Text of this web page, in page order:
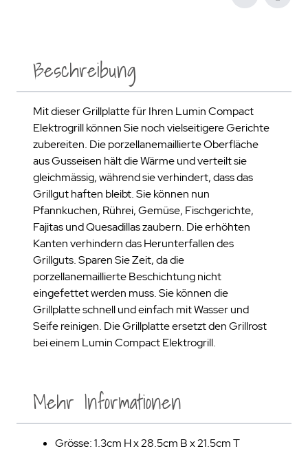
Beschreibung
Mit dieser Grillplatte für Ihren Lumin Compact
Elektrogrill können Sie noch vielseitigere Gerichte
zubereiten. Die porzellanemaillierte Oberfläche
aus Gusseisen hält die Wärme und verteilt sie
gleichmässig, während sie verhindert, dass das
Grillgut haften bleibt. Sie können nun
Pfannkuchen, Rührei, Gemüse, Fischgerichte,
Fajitas und Quesadillas zaubern. Die erhöhten
Kanten verhindern das Herunterfallen des
Grillguts. Sparen Sie Zeit, da die
porzellanemaillierte Beschichtung nicht
eingefettet werden muss. Sie können die
Grillplatte schnell und einfach mit Wasser und
Seife reinigen. Die Grillplatte ersetzt den Grillrost
bei einem Lumin Compact Elektrogrill.
Mehr Informationen
Grösse: 1.3cm H x 28.5cm B x 21.5cm T